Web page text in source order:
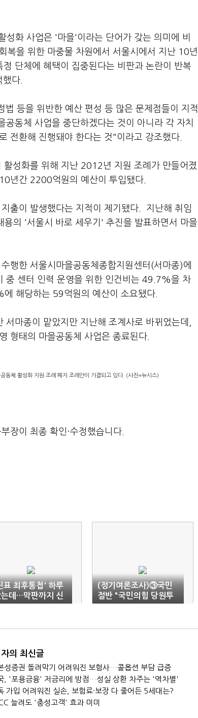
화 사업은 '마을'이라는 단어가 갖는 의미에 비
복을 위한 마중물 차원에서 서울시에서 지난 10년
단체에 혜택이 집중된다는 비판과 논란이 반복
다.
등을 위반한 예산 편성 등 많은 문제점들이 지적
동체 사업을 중단하겠다는 것이 아니라 각 자치
전환해 진행돼야 한다는 것"이라고 강조했다.
성화를 위해 지난 2012년 지원 조례가 만들어졌
년간 2200억원의 예산이 투입됐다.
출이 발생했다는 지적이 제기됐다. 지난해 취임
의 '서울시 바로 세우기' 추진을 발표하면서 마을
행한 서울시마을공동체종합지원센터(서마종)에
중 센터 인력 운영을 위한 인건비는 49.7%을 차
해당하는 59억원의 예산이 소요됐다.
마종이 맡았지만 지난해 조계사로 바뀌었는데,
형태의 마을공동체 사업은 종료된다.
동체 활성화 지원 조례 폐지 조례안이 가결되고 있다. (사진=뉴시스)
장이 최종 확인·수정했습니다.
표 최후통첩' 하루
는데…막판까지 신
벌이는 여야
(정기여론조사)③국민
절반 "국민의힘 당원투
표 100% 개정 반대"
의 최신글
성증권 돌려막기 어려워진 보험사…콜옵션 부담 급증
, '포용금융' 저금리에 방점…성실 상환 차주는 '역차별'
가입 어려워진 실손, 보험료·보장 다 줄어든 5세대는?
늘려도 '충성고객' 효과 미미